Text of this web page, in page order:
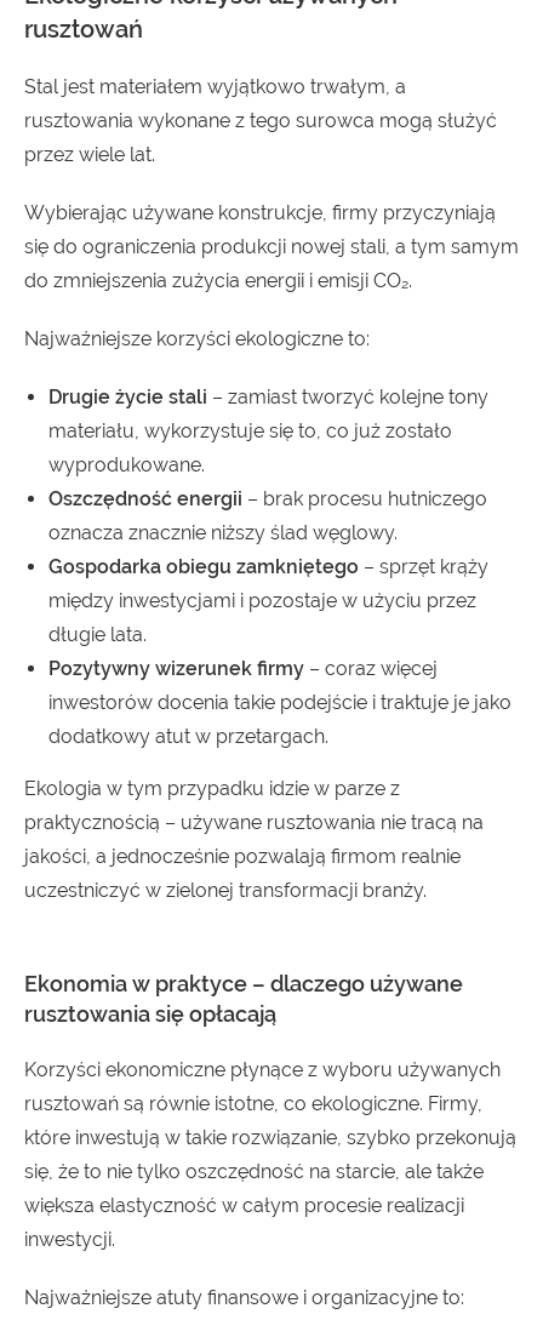
rusztowań
Stal jest materiałem wyjątkowo trwałym, a
rusztowania wykonane z tego surowca mogą służyć
przez wiele lat.
Wybierając używane konstrukcje, firmy przyczyniają
się do ograniczenia produkcji nowej stali, a tym samym
do zmniejszenia zużycia energii i emisji CO₂.
Najważniejsze korzyści ekologiczne to:
Drugie życie stali – zamiast tworzyć kolejne tony
materiału, wykorzystuje się to, co już zostało
wyprodukowane.
Oszczędność energii – brak procesu hutniczego
oznacza znacznie niższy ślad węglowy.
Gospodarka obiegu zamkniętego – sprzęt krąży
między inwestycjami i pozostaje w użyciu przez
długie lata.
Pozytywny wizerunek firmy – coraz więcej
inwestorów docenia takie podejście i traktuje je jako
dodatkowy atut w przetargach.
Ekologia w tym przypadku idzie w parze z
praktycznością – używane rusztowania nie tracą na
jakości, a jednocześnie pozwalają firmom realnie
uczestniczyć w zielonej transformacji branży.
Ekonomia w praktyce – dlaczego używane
rusztowania się opłacają
Korzyści ekonomiczne płynące z wyboru używanych
rusztowań są równie istotne, co ekologiczne. Firmy,
które inwestują w takie rozwiązanie, szybko przekonują
się, że to nie tylko oszczędność na starcie, ale także
większa elastyczność w całym procesie realizacji
inwestycji.
Najważniejsze atuty finansowe i organizacyjne to: